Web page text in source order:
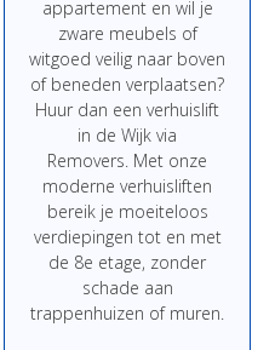
appartement en wil je
zware meubels of
witgoed veilig naar boven
of beneden verplaatsen?
Huur dan een verhuislift
in de Wijk via
Removers. Met onze
moderne verhuisliften
bereik je moeiteloos
verdiepingen tot en met
de 8e etage, zonder
schade aan
trappenhuizen of muren.